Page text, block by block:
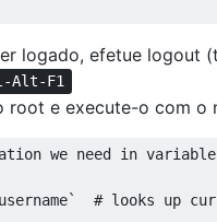
logado, efetue logout
Alt-F1
root e execute-o com
we need in
# looks up